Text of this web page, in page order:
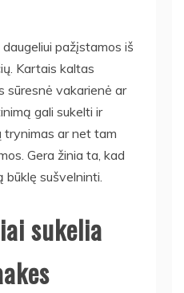
pažįstamos iš
Kartais kaltas
sūresnė vakarienė ar
gali sukelti ir
trynimas ar net tam
Gera žinia ta, kad
būklę sušvelninti.
sukelia